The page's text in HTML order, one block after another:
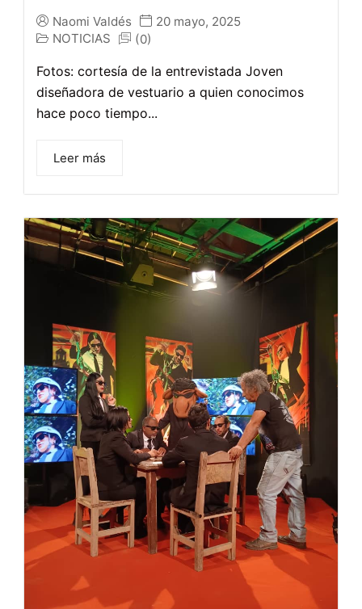
Naomi Valdés
20 mayo, 2025
NOTICIAS
(0)
Fotos: cortesía de la entrevistada Joven
diseñadora de vestuario a quien conocimos
hace poco tiempo...
Leer más